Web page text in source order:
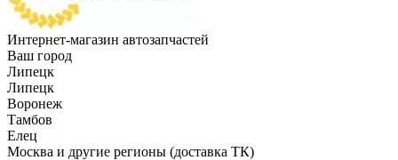
Интернет-магазин автозапчастей
Ваш город
Липецк
Липецк
Воронеж
Тамбов
Елец
Москва и другие регионы (доставка ТК)